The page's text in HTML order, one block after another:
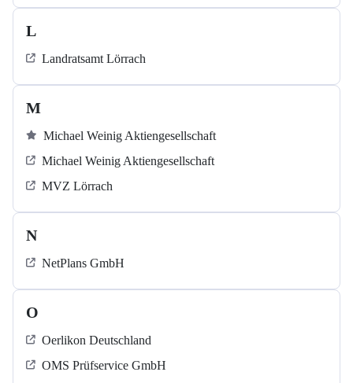
L
Landratsamt Lörrach
M
Michael Weinig Aktiengesellschaft
Michael Weinig Aktiengesellschaft
MVZ Lörrach
N
NetPlans GmbH
O
Oerlikon Deutschland
OMS Prüfservice GmbH